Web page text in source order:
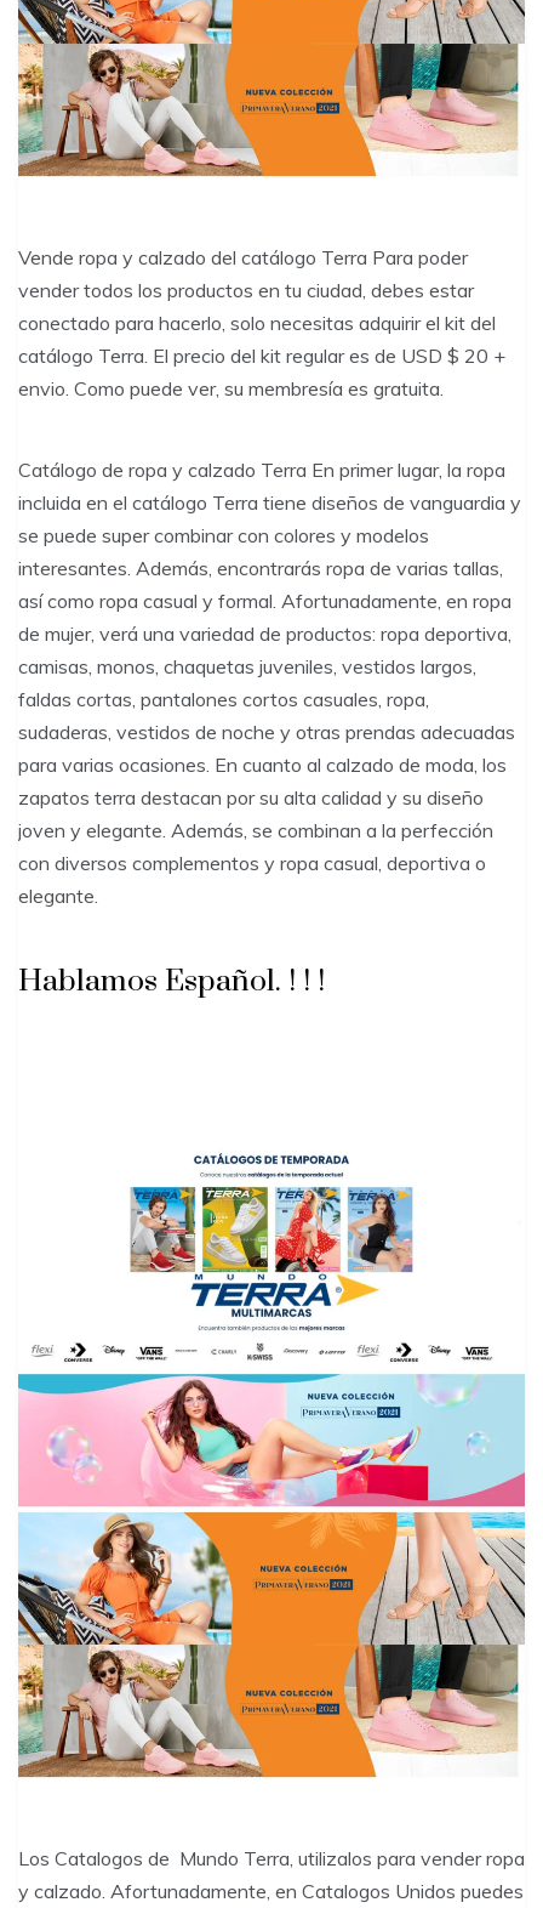
Vende ropa y calzado del catálogo Terra Para poder
vender todos los productos en tu ciudad, debes estar
conectado para hacerlo, solo necesitas adquirir el kit del
catálogo Terra. El precio del kit regular es de USD $ 20 +
envio. Como puede ver, su membresía es gratuita.
Catálogo de ropa y calzado Terra En primer lugar, la ropa
incluida en el catálogo Terra tiene diseños de vanguardia y
se puede super combinar con colores y modelos
interesantes. Además, encontrarás ropa de varias tallas,
así como ropa casual y formal. Afortunadamente, en ropa
de mujer, verá una variedad de productos: ropa deportiva,
camisas, monos, chaquetas juveniles, vestidos largos,
faldas cortas, pantalones cortos casuales, ropa,
sudaderas, vestidos de noche y otras prendas adecuadas
para varias ocasiones. En cuanto al calzado de moda, los
zapatos terra destacan por su alta calidad y su diseño
joven y elegante. Además, se combinan a la perfección
con diversos complementos y ropa casual, deportiva o
elegante.
Hablamos Español. ! ! !
Los Catalogos de Mundo Terra, utilizalos para vender ropa
y calzado. Afortunadamente, en Catalogos Unidos puedes